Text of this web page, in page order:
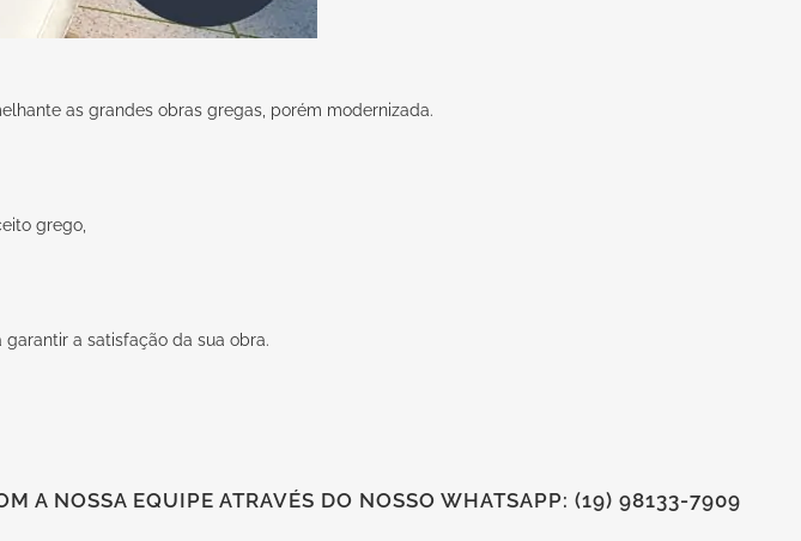
as grandes obras gregas, porém modernizada.
grego,
a satisfação da sua obra.
A NOSSA EQUIPE ATRAVÉS DO NOSSO WHATSAPP: (19) 98133-7909